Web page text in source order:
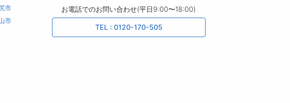
市
市
お電話でのお問い合わせ(平日9:00〜18:00)
TEL : 0120-170-505